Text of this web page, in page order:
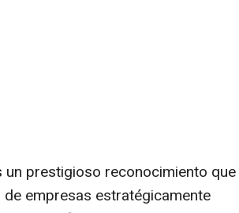
prestigioso reconocimiento que
empresas estratégicamente